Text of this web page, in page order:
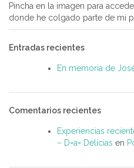
Pincha en la imagen para
donde he colgado parte de mi
Entradas recientes
En memoria de
Comentarios recientes
Experiencias
– D=a= Delicias en